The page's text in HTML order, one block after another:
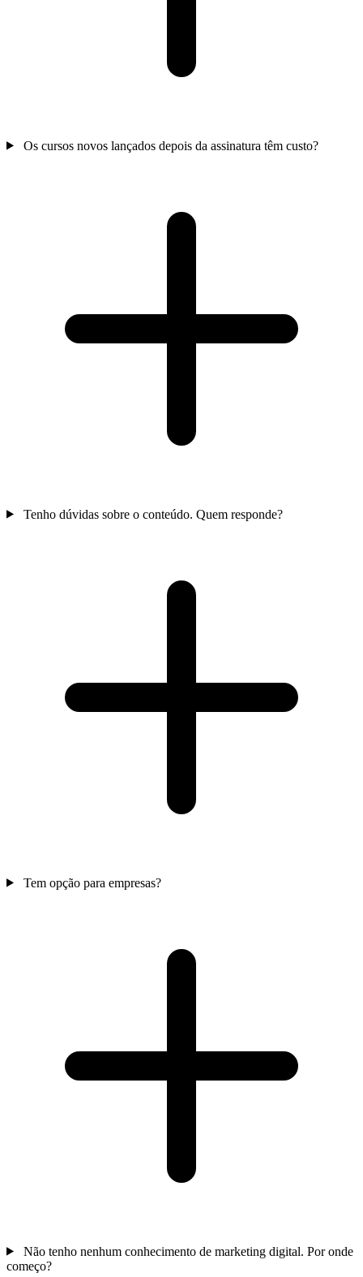
Os cursos novos lançados depois da assinatura têm custo?
Tenho dúvidas sobre o conteúdo. Quem responde?
Tem opção para empresas?
Não tenho nenhum conhecimento de marketing digital. Por onde
começo?